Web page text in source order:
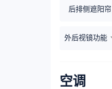
后排侧遮阳帘
外后视镜功能
空调